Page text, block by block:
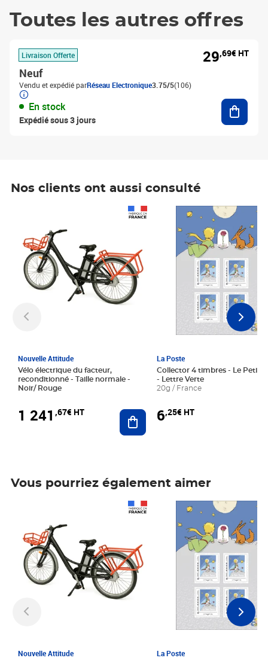
Toutes les autres offres
Livraison Offerte
Neuf
Vendu et expédié parRéseau Electronique3.75/5(106)
En stock
Expédié sous 3 jours
29,69€ HT
Nos clients ont aussi consulté
Nouvelle Attitude
Vélo électrique du facteur,
reconditionné - Taille normale -
Noir/ Rouge
1 241 ,67€ HT Ajouter au panier
La Poste
Collector 4 timbres - Le Petit
- Lettre Verte
20g / France
6,25€ HT
Prix 6,25€ HT
Vous pourriez également aimer
Nouvelle Attitude La Poste
Prix 6,25€ HT